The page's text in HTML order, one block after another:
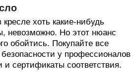
хоть какие-нибудь
невозможно. Но этот нюанс
обойтись. Покупайте все
у профессионалов
и сертификаты соответствия.